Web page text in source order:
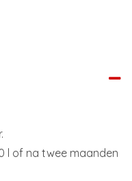
l of na twee maanden